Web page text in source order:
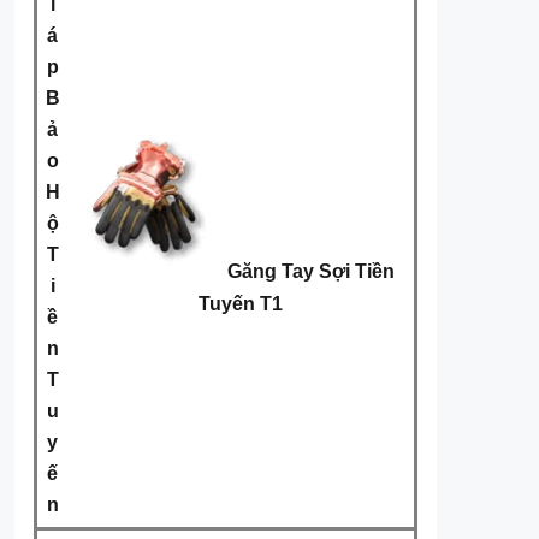
á
p
B
ả
o
H
ộ
T
i
ề
n
T
u
y
ế
n
Găng Tay Sợi Tiền
Tuyến T1